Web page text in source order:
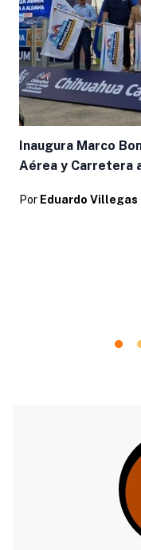
Inaugura Marco
Aérea y Carretera
Por Eduardo Villegas